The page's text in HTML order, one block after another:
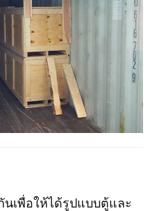
เพื่อให้ได้รูปแบบตู้และ